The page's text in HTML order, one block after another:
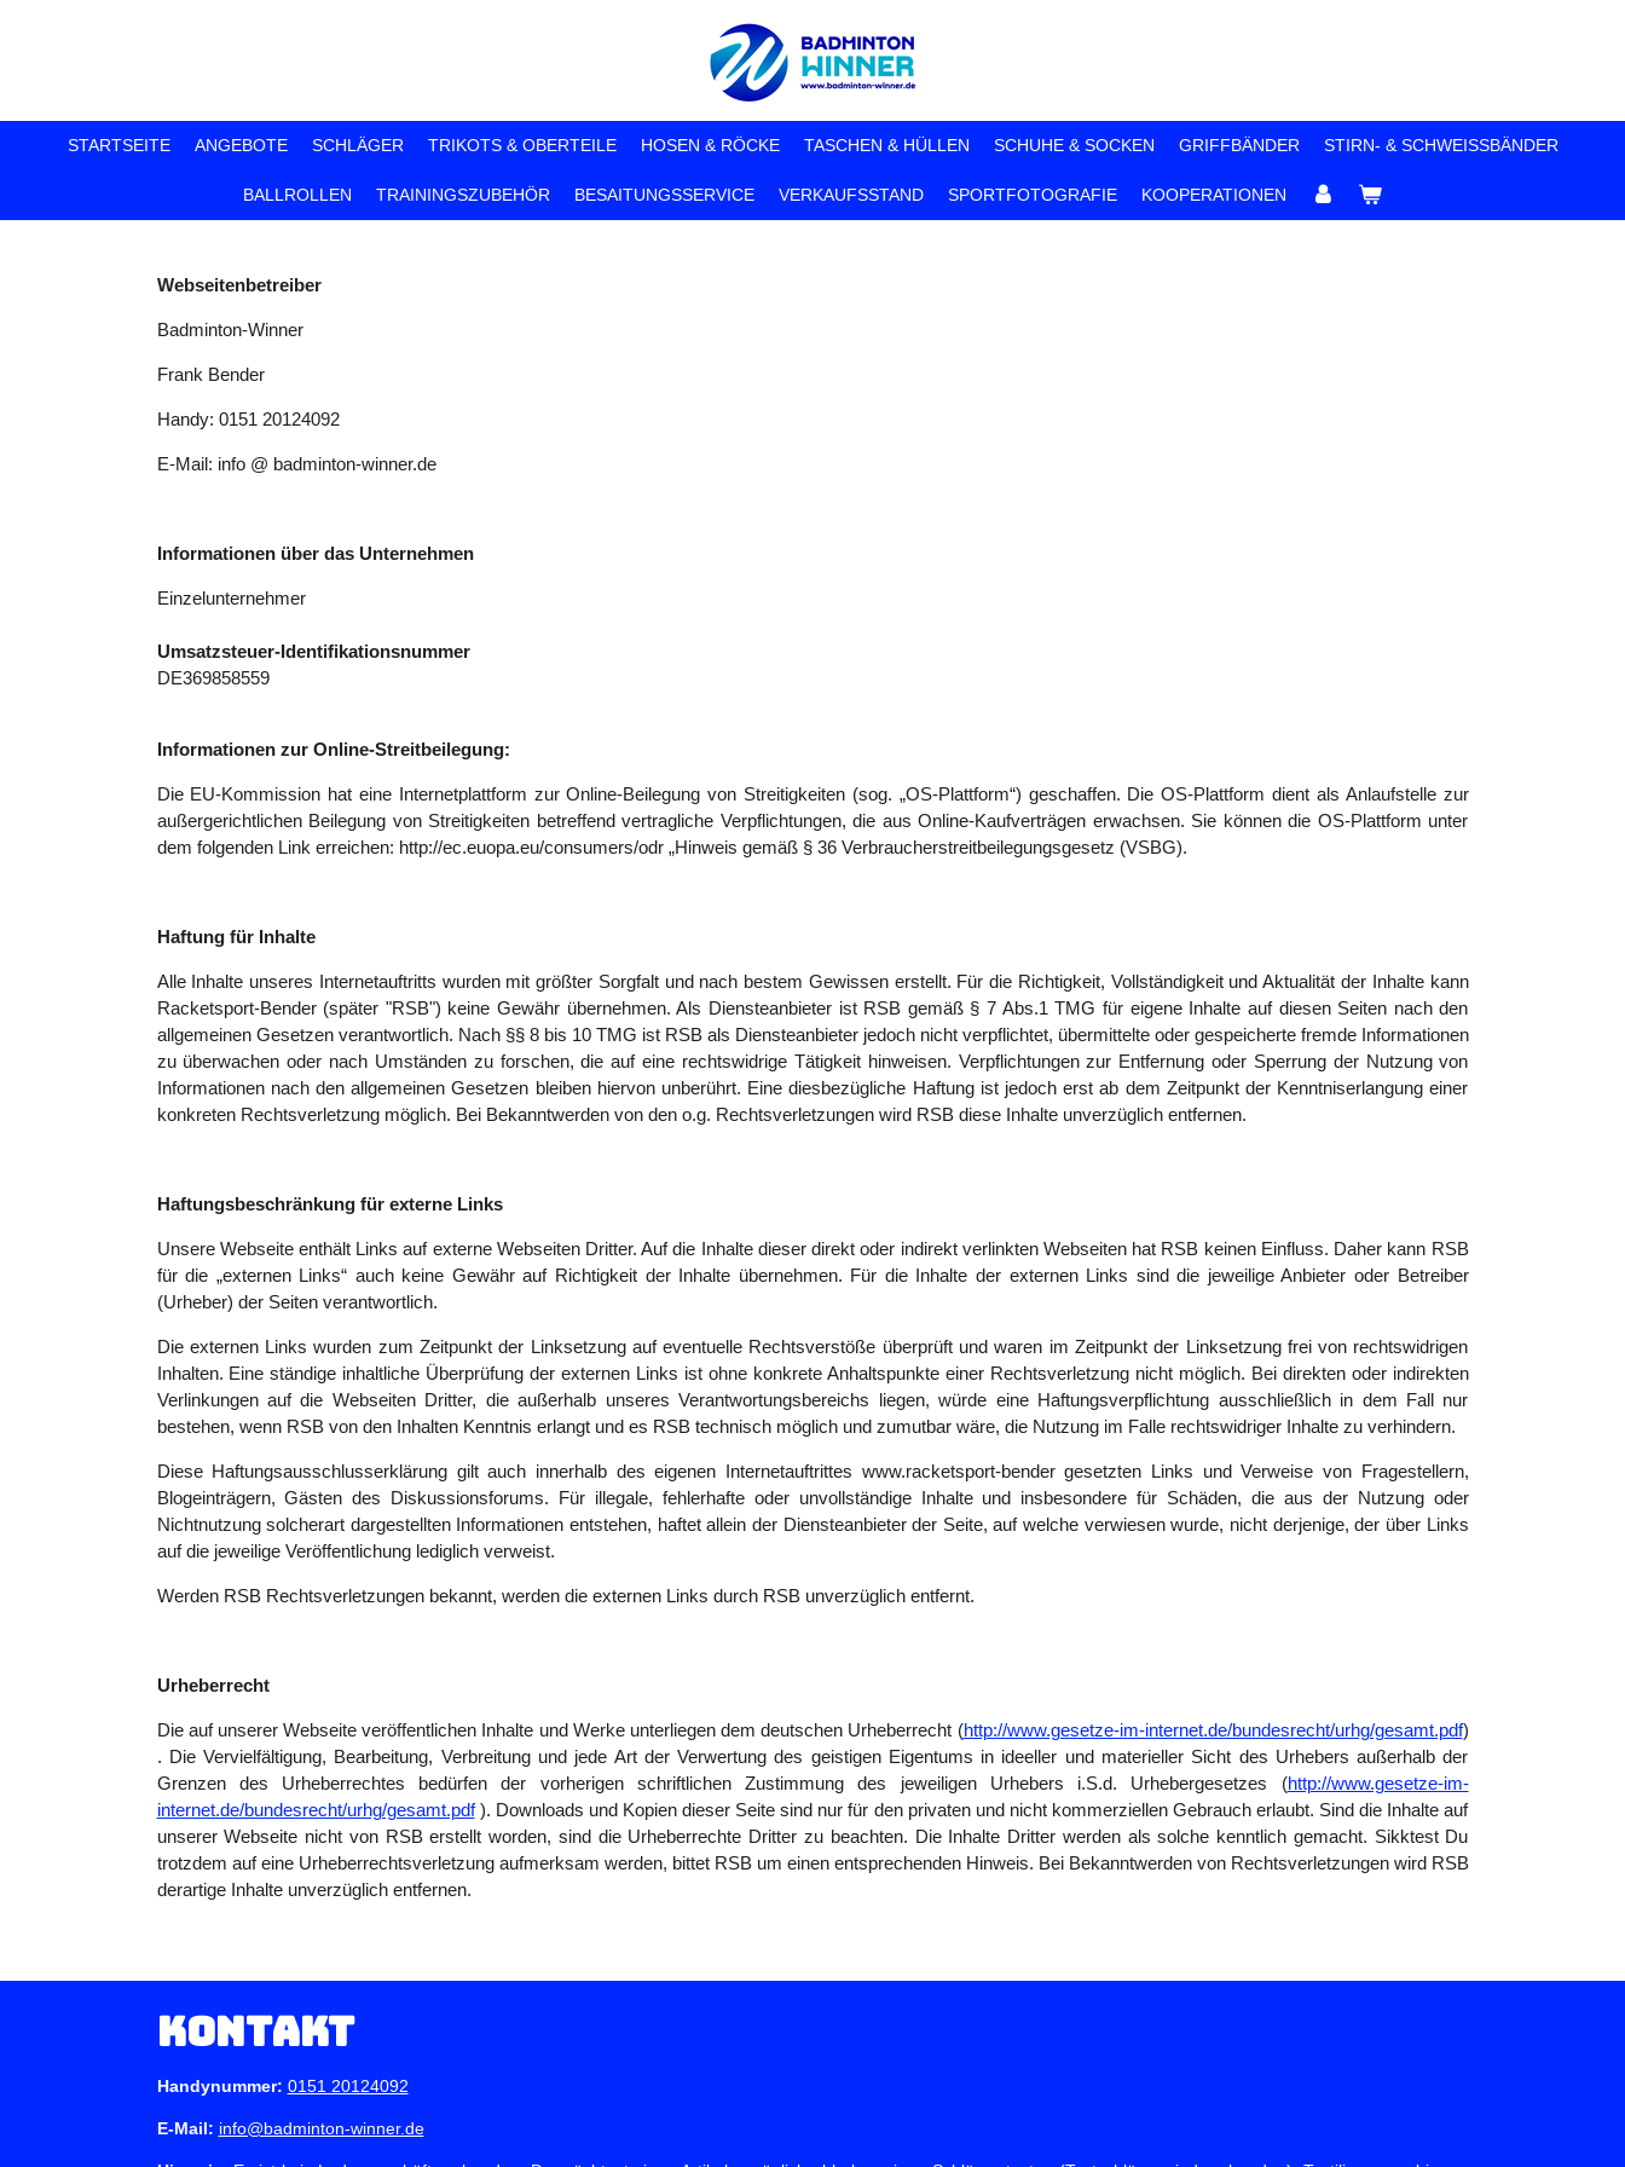
STARTSEITE ANGEBOTE SCHLÄGER TRIKOTS & OBERTEILE HOSEN & RÖCKE TASCHEN & HÜLLEN SCHUHE & SOCKEN GRIFFBÄNDER STIRN- & SCHWEISSBÄNDER
BALLROLLEN TRAININGSZUBEHÖR BESAITUNGSSERVICE VERKAUFSSTAND SPORTFOTOGRAFIE KOOPERATIONEN
Webseitenbetreiber
Badminton-Winner
Frank Bender
Handy: 0151 20124092
E-Mail: info @ badminton-winner.de
Informationen über das Unternehmen
Einzelunternehmer
Umsatzsteuer-Identifikationsnummer
DE369858559
Informationen zur Online-Streitbeilegung:
Die EU-Kommission hat eine Internetplattform zur Online-Beilegung von Streitigkeiten (sog. „OS-Plattform“) geschaffen. Die OS-Plattform dient als Anlaufstelle zur
außergerichtlichen Beilegung von Streitigkeiten betreffend vertragliche Verpflichtungen, die aus Online-Kaufverträgen erwachsen. Sie können die OS-Plattform unter
dem folgenden Link erreichen: http://ec.euopa.eu/consumers/odr „Hinweis gemäß § 36 Verbraucherstreitbeilegungsgesetz (VSBG).
Haftung für Inhalte
Alle Inhalte unseres Internetauftritts wurden mit größter Sorgfalt und nach bestem Gewissen erstellt. Für die Richtigkeit, Vollständigkeit und Aktualität der Inhalte kann
Racketsport-Bender (später "RSB") keine Gewähr übernehmen. Als Diensteanbieter ist RSB gemäß § 7 Abs.1 TMG für eigene Inhalte auf diesen Seiten nach den
allgemeinen Gesetzen verantwortlich. Nach §§ 8 bis 10 TMG ist RSB als Diensteanbieter jedoch nicht verpflichtet, übermittelte oder gespeicherte fremde Informationen
zu überwachen oder nach Umständen zu forschen, die auf eine rechtswidrige Tätigkeit hinweisen. Verpflichtungen zur Entfernung oder Sperrung der Nutzung von
Informationen nach den allgemeinen Gesetzen bleiben hiervon unberührt. Eine diesbezügliche Haftung ist jedoch erst ab dem Zeitpunkt der Kenntniserlangung einer
konkreten Rechtsverletzung möglich. Bei Bekanntwerden von den o.g. Rechtsverletzungen wird RSB diese Inhalte unverzüglich entfernen.
Haftungsbeschränkung für externe Links
Unsere Webseite enthält Links auf externe Webseiten Dritter. Auf die Inhalte dieser direkt oder indirekt verlinkten Webseiten hat RSB keinen Einfluss. Daher kann RSB
für die „externen Links“ auch keine Gewähr auf Richtigkeit der Inhalte übernehmen. Für die Inhalte der externen Links sind die jeweilige Anbieter oder Betreiber
(Urheber) der Seiten verantwortlich.
Die externen Links wurden zum Zeitpunkt der Linksetzung auf eventuelle Rechtsverstöße überprüft und waren im Zeitpunkt der Linksetzung frei von rechtswidrigen
Inhalten. Eine ständige inhaltliche Überprüfung der externen Links ist ohne konkrete Anhaltspunkte einer Rechtsverletzung nicht möglich. Bei direkten oder indirekten
Verlinkungen auf die Webseiten Dritter, die außerhalb unseres Verantwortungsbereichs liegen, würde eine Haftungsverpflichtung ausschließlich in dem Fall nur
bestehen, wenn RSB von den Inhalten Kenntnis erlangt und es RSB technisch möglich und zumutbar wäre, die Nutzung im Falle rechtswidriger Inhalte zu verhindern.
Diese Haftungsausschlusserklärung gilt auch innerhalb des eigenen Internetauftrittes www.racketsport-bender gesetzten Links und Verweise von Fragestellern,
Blogeinträgern, Gästen des Diskussionsforums. Für illegale, fehlerhafte oder unvollständige Inhalte und insbesondere für Schäden, die aus der Nutzung oder
Nichtnutzung solcherart dargestellten Informationen entstehen, haftet allein der Diensteanbieter der Seite, auf welche verwiesen wurde, nicht derjenige, der über Links
auf die jeweilige Veröffentlichung lediglich verweist.
Werden RSB Rechtsverletzungen bekannt, werden die externen Links durch RSB unverzüglich entfernt.
Urheberrecht
Die auf unserer Webseite veröffentlichen Inhalte und Werke unterliegen dem deutschen Urheberrecht (http://www.gesetze-im-internet.de/bundesrecht/urhg/gesamt.pdf)
. Die Vervielfältigung, Bearbeitung, Verbreitung und jede Art der Verwertung des geistigen Eigentums in ideeller und materieller Sicht des Urhebers außerhalb der
Grenzen des Urheberrechtes bedürfen der vorherigen schriftlichen Zustimmung des jeweiligen Urhebers i.S.d. Urhebergesetzes (http://www.gesetze-im-
internet.de/bundesrecht/urhg/gesamt.pdf). Downloads und Kopien dieser Seite sind nur für den privaten und nicht kommerziellen Gebrauch erlaubt. Sind die Inhalte auf
unserer Webseite nicht von RSB erstellt worden, sind die Urheberrechte Dritter zu beachten. Die Inhalte Dritter werden als solche kenntlich gemacht. Sikktest Du
trotzdem auf eine Urheberrechtsverletzung aufmerksam werden, bittet RSB um einen entsprechenden Hinweis. Bei Bekanntwerden von Rechtsverletzungen wird RSB
derartige Inhalte unverzüglich entfernen.
Kontakt
Handynummer: 0151 20124092
E-Mail: info@badminton-winner.de